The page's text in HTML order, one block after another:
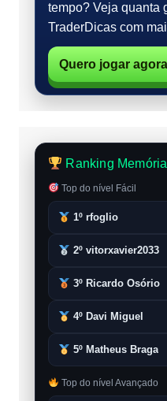
tempo? Veja quanta
TraderDicas com
Quero jogar agora
Ranking
Top do nível Fácil
1º rfoglio
2º vitorxavier2033
3º Ricardo Osório
4º Davi Miguel
5º Matheus Braga
Top do nível Avançado